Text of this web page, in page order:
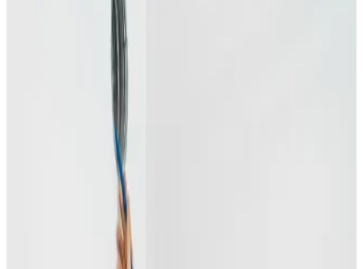
Klam luft, dug på vinduerne og skimmel på væggene i
Løgstør? Det er klassiske tegn på, at boligen ikke får
skiftet luften ud. Vi løser det ved roden med effektiv